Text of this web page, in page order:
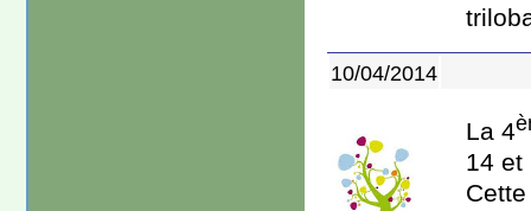
10/04/2014
La 4
14 et